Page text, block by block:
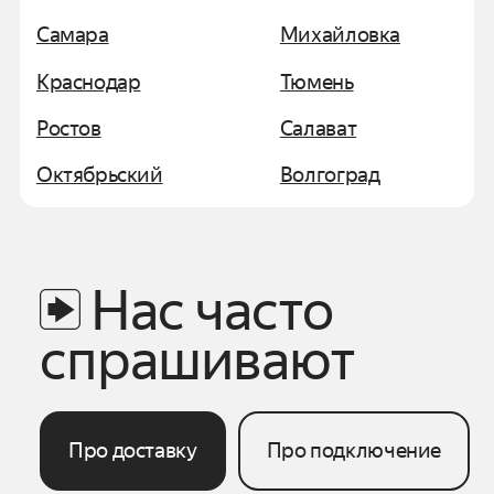
Самара
Краснодар
Ростов
Октябрьский
Михайловка
Тюмень
Салават
Волгоград
Нас часто
спрашивают
Про доставку Про подключение